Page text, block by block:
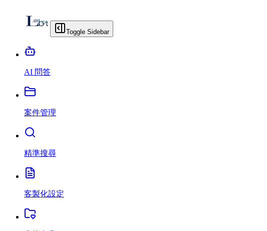
Toggle Sidebar
AI 問答
案件管理
精準搜尋
客製化設定